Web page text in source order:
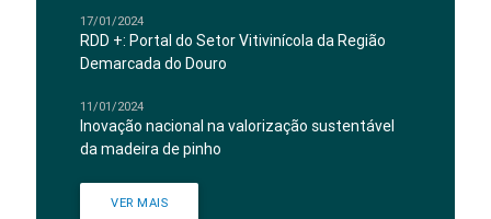
17/01/2024
RDD +: Portal do Setor Vitivinícola da Região
Demarcada do Douro
11/01/2024
Inovação nacional na valorização sustentável
da madeira de pinho
VER MAIS